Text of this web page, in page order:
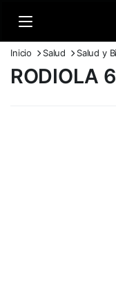
Inicio Salud Salud y
RODIOLA